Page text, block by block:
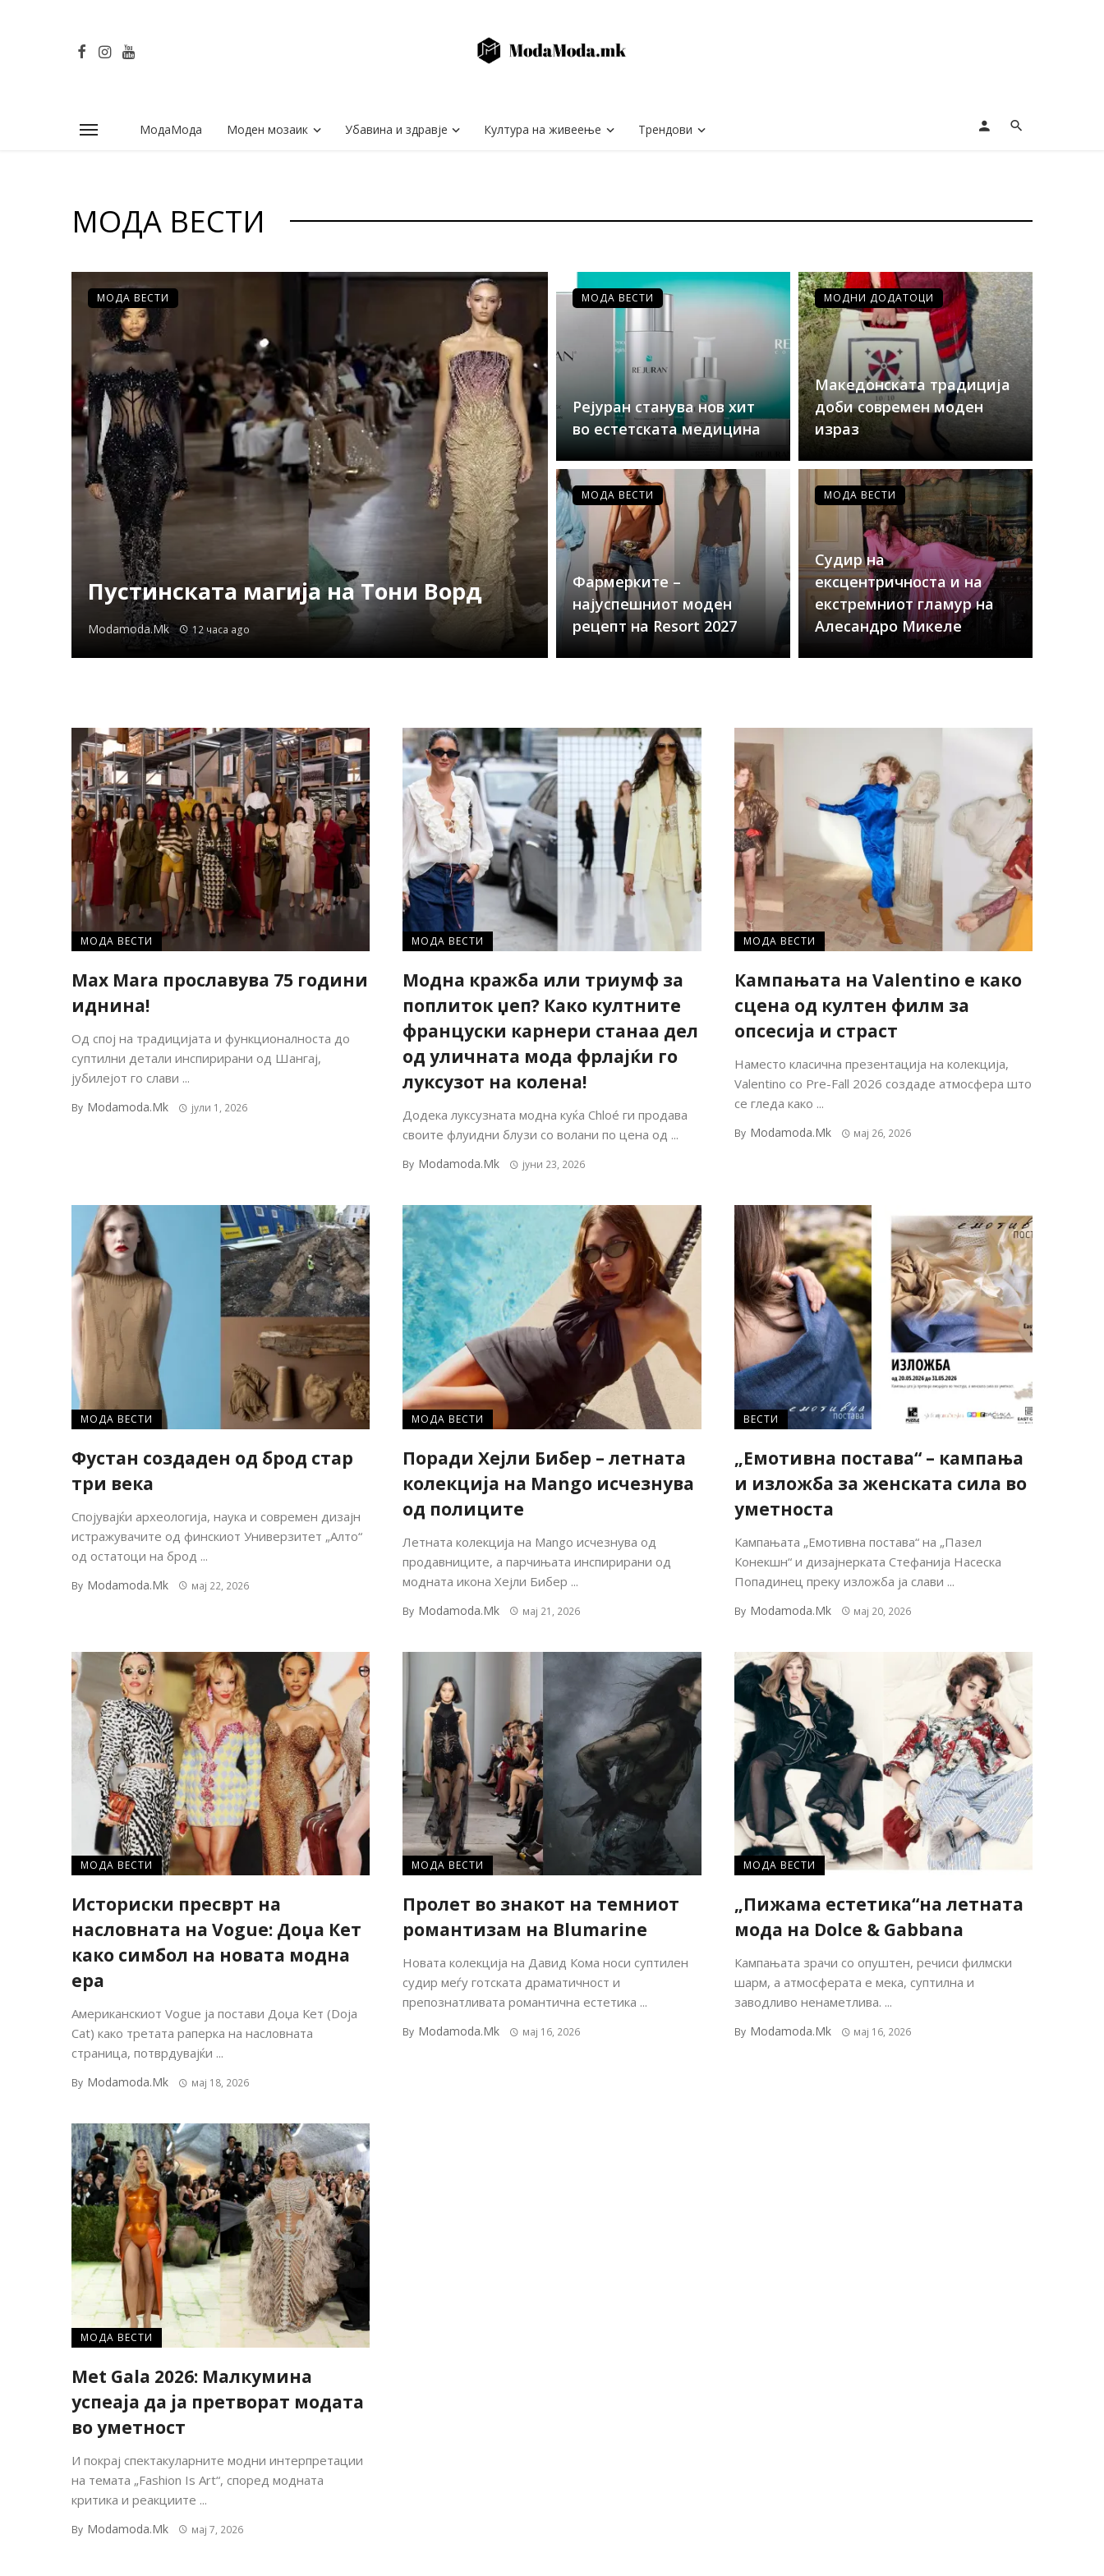
МодаМода Моден мозаик Убавина и здравје Култура на живеење Трендови
МОДА ВЕСТИ
Пустинската магија на Тони Ворд
Modamoda.mk 12 часа ago
МОДА ВЕСТИ
Рејуран станува нов хит
во естетската медицина
МОДА ВЕСТИ
Македонската традиција
доби современ моден
израз
МОДНИ ДОДАТОЦИ
Фармерките –
најуспешниот моден
рецепт на Resort 2027
МОДА ВЕСТИ
Судир на
ексцентричноста и на
екстремниот гламур на
Алесандро Микеле
МОДА ВЕСТИ
МОДА ВЕСТИ
Max Mara прославува 75 години
иднина!
Од спој на традицијата и функционалноста до
суптилни детали инспирирани од Шангај,
јубилејот го слави ...
By Modamoda.mk јули 1, 2026
МОДА ВЕСТИ
Модна кражба или триумф за
поплиток џеп? Како култните
француски карнери станаа дел
од уличната мода фрлајќи го
луксузот на колена!
Додека луксузната модна куќа Chloé ги продава
своите флуидни блузи со волани по цена од ...
By Modamoda.mk јуни 23, 2026
МОДА ВЕСТИ
Кампањата на Valentino е како
сцена од култен филм за
опсесија и страст
Наместо класична презентација на колекција,
Valentino со Pre-Fall 2026 создаде атмосфера што
се гледа како ...
By Modamoda.mk мај 26, 2026
МОДА ВЕСТИ
Фустан создаден од брод стар
три века
Спојувајќи археологија, наука и современ дизајн
истражувачите од финскиот Универзитет „Алто“
од остатоци на брод ...
By Modamoda.mk мај 22, 2026
МОДА ВЕСТИ
Поради Хејли Бибер – летната
колекција на Mango исчезнува
од полиците
Летната колекција на Mango исчезнува од
продавниците, а парчињата инспирирани од
модната икона Хејли Бибер ...
By Modamoda.mk мај 21, 2026
ВЕСТИ
„Емотивна постава“ – кампања
и изложба за женската сила во
уметноста
Кампањата „Емотивна постава“ на „Пазел
Конекшн“ и дизајнерката Стефанија Насеска
Попадинец преку изложба ја слави ...
By Modamoda.mk мај 20, 2026
МОДА ВЕСТИ
Историски пресврт на
насловната на Vogue: Доџа Кет
како симбол на новата модна
ера
Американскиот Vogue ја постави Доџа Кет (Doja
Cat) како третата раперка на насловната
страница, потврдувајќи ...
By Modamoda.mk мај 18, 2026
МОДА ВЕСТИ
Пролет во знакот на темниот
романтизам на Blumarine
Новата колекција на Давид Кома носи суптилен
судир меѓу готската драматичност и
препознатливата романтична естетика ...
By Modamoda.mk мај 16, 2026
МОДА ВЕСТИ
„Пижама естетика“на летната
мода на Dolce & Gabbana
Кампањата зрачи со опуштен, речиси филмски
шарм, а атмосферата е мека, суптилна и
заводливо ненаметлива. ...
By Modamoda.mk мај 16, 2026
МОДА ВЕСТИ
Met Gala 2026: Малкумина
успеаја да ја претворат модата
во уметност
И покрај спектакуларните модни интерпретации
на темата „Fashion Is Art“, според модната
критика и реакциите ...
By Modamoda.mk мај 7, 2026